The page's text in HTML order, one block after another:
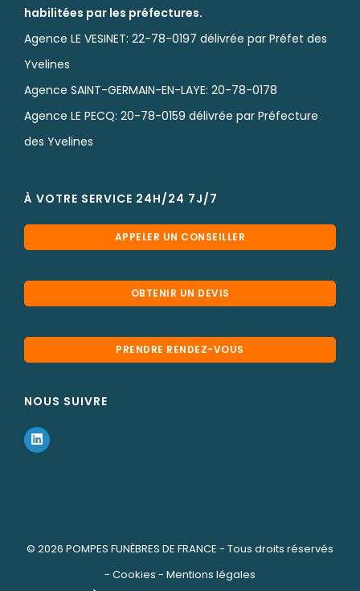
habilitées par les préfectures.
Agence LE VESINET: 22-78-0197 délivrée par Préfet des
Yvelines
Agence SAINT-GERMAIN-EN-LAYE: 20-78-0178
Agence LE PECQ: 20-78-0159 délivrée par Préfecture
des Yvelines
À VOTRE SERVICE 24H/24 7J/7
APPELER UN CONSEILLER
OBTENIR UN DEVIS
PRENDRE RENDEZ-VOUS
NOUS SUIVRE
© 2026 POMPES FUNÈBRES DE FRANCE - Tous droits réservés
- Cookies - Mentions légales